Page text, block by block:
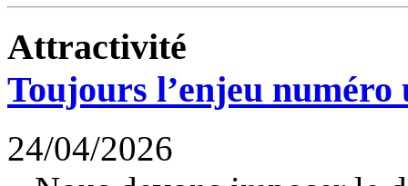
Attractivité
Toujours l’enjeu numéro
24/04/2026